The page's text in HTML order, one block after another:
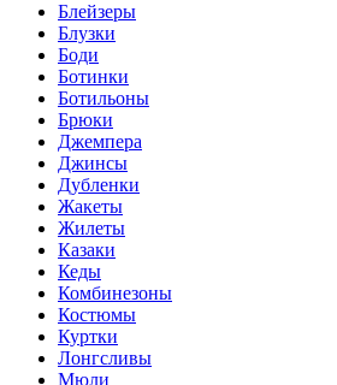
Блейзеры
Блузки
Боди
Ботинки
Ботильоны
Брюки
Джемпера
Джинсы
Дубленки
Жакеты
Жилеты
Казаки
Кеды
Комбинезоны
Костюмы
Куртки
Лонгсливы
Мюли